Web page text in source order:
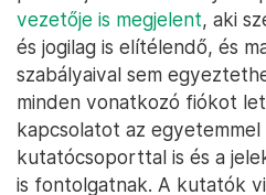
vezetője is megjelent, aki
és jogilag is elítélendő, és
szabályaival sem
minden vonatkozó fiókot
kapcsolatot az
kutatócsoporttal is és a
is fontolgatnak. A kutatók